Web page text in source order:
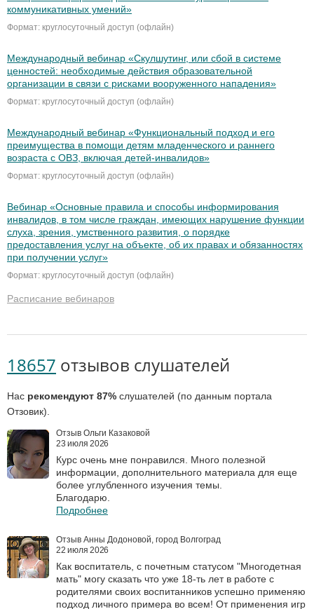
коммуникативных умений»
Формат: круглосуточный доступ (офлайн)
Международный вебинар «Скулшутинг, или сбой в системе
ценностей: необходимые действия образовательной
организации в связи с рисками вооруженного нападения»
Формат: круглосуточный доступ (офлайн)
Международный вебинар «Функциональный подход и его
преимущества в помощи детям младенческого и раннего
возраста с ОВЗ, включая детей-инвалидов»
Формат: круглосуточный доступ (офлайн)
Вебинар «Основные правила и способы информирования
инвалидов, в том числе граждан, имеющих нарушение функции
слуха, зрения, умственного развития, о порядке
предоставления услуг на объекте, об их правах и обязанностях
при получении услуг»
Формат: круглосуточный доступ (офлайн)
Расписание вебинаров
18657 отзывов слушателей
Нас рекомендуют 87% слушателей (по данным портала
Отзовик).
Отзыв Ольги Казаковой
23 июля 2026
Курс очень мне понравился. Много полезной
информации, дополнительного материала для еще
более углубленного изучения темы.
Благодарю.
Подробнее
Отзыв Анны Додоновой, город Волгоград
22 июля 2026
Как воспитатель, с почетным статусом "Многодетная
мать" могу сказать что уже 18-ть лет в работе с
родителями своих воспитанников успешно применяю
подход личного примера во всем! От применения игр